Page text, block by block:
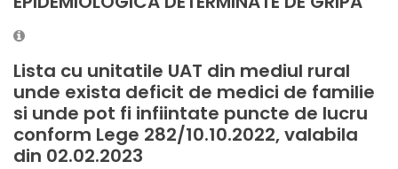
Lista cu unitatile UAT din mediul rural
unde exista deficit de medici de familie
si unde pot fi infiintate puncte de lucru
conform Lege 282/10.10.2022, valabila
din 02.02.2023